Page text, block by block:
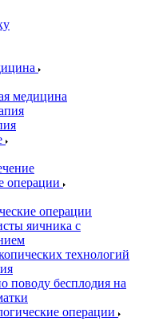
медицина
операции
операции
яичника с
технологий
поводу бесплодия на
операции